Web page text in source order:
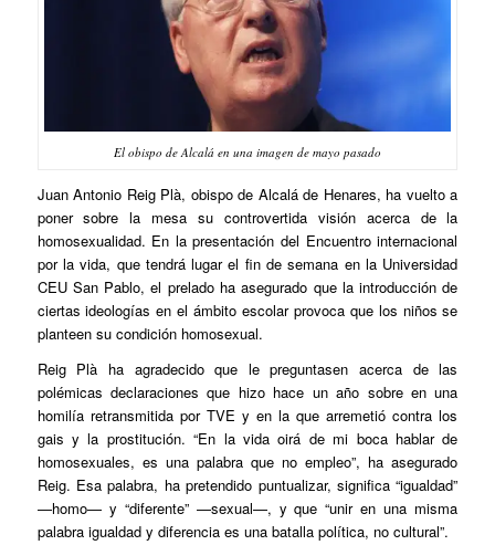
El obispo de Alcalá en una imagen de mayo pasado
Juan Antonio Reig Plà, obispo de Alcalá de Henares, ha vuelto a
poner sobre la mesa su controvertida visión acerca de la
homosexualidad. En la presentación del Encuentro internacional
por la vida, que tendrá lugar el fin de semana en la Universidad
CEU San Pablo, el prelado ha asegurado que la introducción de
ciertas ideologías en el ámbito escolar provoca que los niños se
planteen su condición homosexual.
Reig Plà ha agradecido que le preguntasen acerca de las
polémicas declaraciones que hizo hace un año sobre en una
homilía retransmitida por TVE y en la que arremetió contra los
gais y la prostitución. “En la vida oirá de mi boca hablar de
homosexuales, es una palabra que no empleo”, ha asegurado
Reig. Esa palabra, ha pretendido puntualizar, significa “igualdad”
—homo— y “diferente” —sexual—, y que “unir en una misma
palabra igualdad y diferencia es una batalla política, no cultural”.